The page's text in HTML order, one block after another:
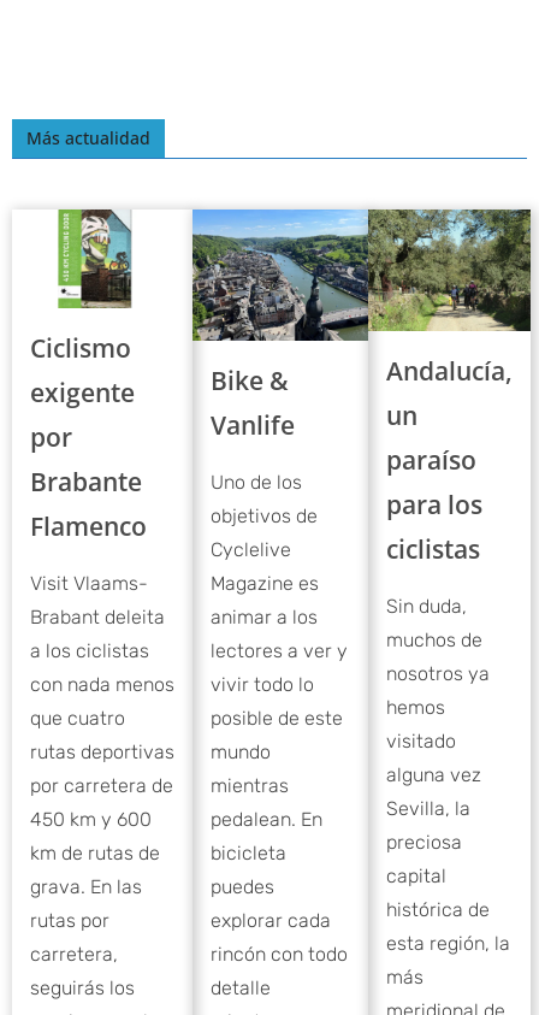
Más actualidad
Ciclismo
exigente
por
Brabante
Flamenco
Visit Vlaams-
Brabant deleita
a los ciclistas
con nada menos
que cuatro
rutas deportivas
por carretera de
450 km y 600
km de rutas de
grava. En las
rutas por
carretera,
seguirás los
Bike &
Vanlife
Uno de los
objetivos de
Cyclelive
Magazine es
animar a los
lectores a ver y
vivir todo lo
posible de este
mundo
mientras
pedalean. En
bicicleta
puedes
explorar cada
rincón con todo
detalle
Andalucía,
un
paraíso
para los
ciclistas
Sin duda,
muchos de
nosotros ya
hemos
visitado
alguna vez
Sevilla, la
preciosa
capital
histórica de
esta región, la
más